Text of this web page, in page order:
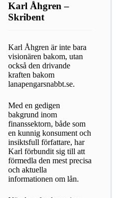
Karl Åhgren –
Skribent
Karl Åhgren är inte bara
visionären bakom, utan
också den drivande
kraften bakom
lanapengarsnabbt.se.
Med en gedigen
bakgrund inom
finanssektorn, både som
en kunnig konsument och
insiktsfull författare, har
Karl förbundit sig till att
förmedla den mest precisa
och aktuella
informationen om lån.